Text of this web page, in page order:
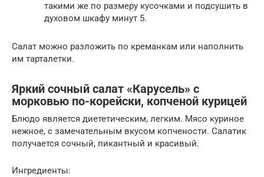
такими же по размеру кусочками и подсушить в
духовом шкафу минут 5.
Салат можно разложить по креманкам или наполнить
им тарталетки.
Яркий сочный салат «Карусель» с
морковью по-корейски, копченой курицей
Блюдо является диететическим, легким. Мясо куриное
нежное, с замечательным вкусом копчености. Салатик
получается сочный, пикантный и красивый.
Ингредиенты: